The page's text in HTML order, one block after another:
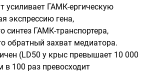
усиливает ГАМК-ергическую
экспрессию гена,
синтез ГАМК-транспортера,
обратный захват медиатора.
(LD50 у крыс превышает 10 000
в 100 раз превосходит